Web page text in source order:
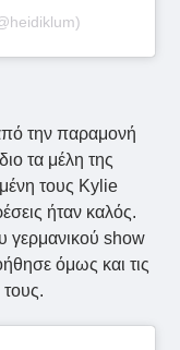
την παραμονή
τα μέλη της
τους Kylie
ήταν καλός.
γερμανικού show
όμως και τις